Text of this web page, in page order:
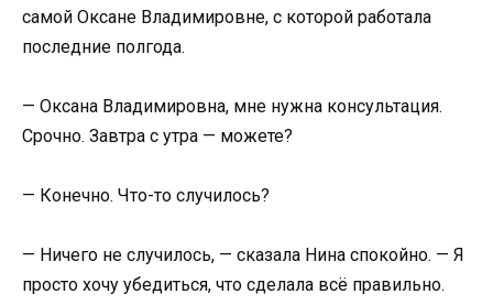
самой Оксане Владимировне, с которой работала
последние полгода.
— Оксана Владимировна, мне нужна консультация.
Срочно. Завтра с утра — можете?
— Конечно. Что-то случилось?
— Ничего не случилось, — сказала Нина спокойно. — Я
просто хочу убедиться, что сделала всё правильно.